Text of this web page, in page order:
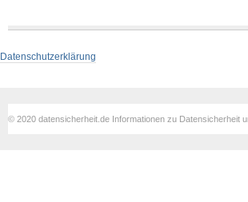
Datenschutzerklärung
© 2020 datensicherheit.de Informationen zu Datensicherheit